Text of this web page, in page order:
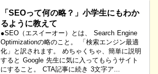
「SEOって何の略？」小学生にもわか
るように教えて
●SEO（エスイーオー）とは、 Search Engine
Optimizationの略のこと。 「検索エンジン最適
化」と訳されます。 めちゃくちゃ、簡単に説明
すると Google 先生に気に入ってもらうサイト
にすること。 CTA記事に続き 3文字ア...